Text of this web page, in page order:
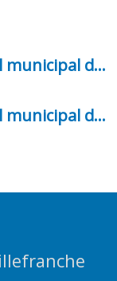
Délibérations du conseil municipal du 18 juin 2026
Procès verbal du conseil municipal du 05 juin 2026